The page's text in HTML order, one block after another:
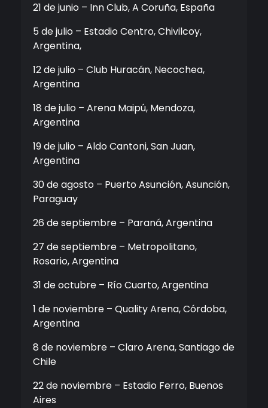
21 de junio – Inn Club, A Coruña, España
5 de julio – Estadio Centro, Chivilcoy,
Argentina,
12 de julio – Club Huracán, Necochea,
Argentina
18 de julio – Arena Maipú, Mendoza,
Argentina
19 de julio – Aldo Cantoni, San Juan,
Argentina
30 de agosto – Puerto Asunción, Asunción,
Paraguay
26 de septiembre – Paraná, Argentina
27 de septiembre – Metropolitano,
Rosario, Argentina
31 de octubre – Río Cuarto, Argentina
1 de noviembre – Quality Arena, Córdoba,
Argentina
8 de noviembre – Claro Arena, Santiago de
Chile
22 de noviembre – Estadio Ferro, Buenos
Aires